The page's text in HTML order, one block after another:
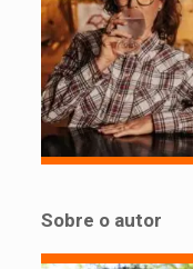
Sobre o autor